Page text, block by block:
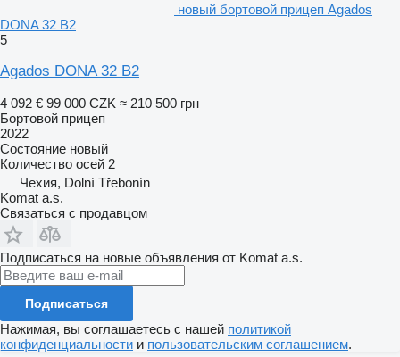
новый бортовой прицеп Agados
DONA 32 B2
5
Agados DONA 32 B2
4 092 € 99 000 CZK ≈ 210 500 грн
Бортовой прицеп
2022
Состояние новый
Количество осей 2
Чехия, Dolní Třebonín
Komat a.s.
Связаться с продавцом
Подписаться на новые объявления от Komat a.s.
Подписаться
Нажимая, вы соглашаетесь с нашей политикой
конфиденциальности и пользовательским соглашением.